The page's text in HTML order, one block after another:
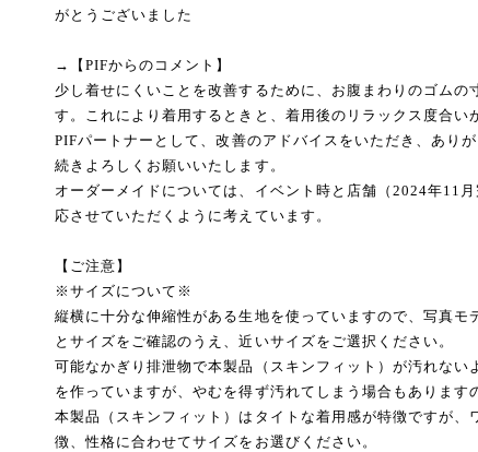
がとうございました
→【PIFからのコメント】
少し着せにくいことを改善するために、お腹まわりのゴムの
す。これにより着用するときと、着用後のリラックス度合い
PIFパートナーとして、改善のアドバイスをいただき、あり
続きよろしくお願いいたします。
オーダーメイドについては、イベント時と店舗（2024年11
応させていただくように考えています。
【ご注意】
※サイズについて※
縦横に十分な伸縮性がある生地を使っていますので、写真モ
とサイズをご確認のうえ、近いサイズをご選択ください。
可能なかぎり排泄物で本製品（スキンフィット）が汚れない
を作っていますが、やむを得ず汚れてしまう場合もあります
本製品（スキンフィット）はタイトな着用感が特徴ですが、
徴、性格に合わせてサイズをお選びください。